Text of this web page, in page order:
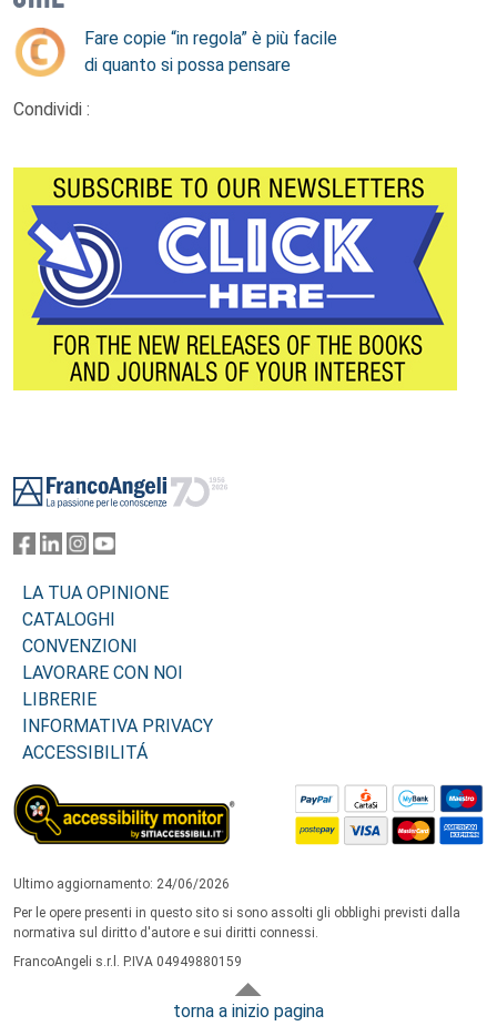
Fare copie “in regola” è più facile
di quanto si possa pensare
Condividi :
LA TUA OPINIONE
CATALOGHI
CONVENZIONI
LAVORARE CON NOI
LIBRERIE
INFORMATIVA PRIVACY
ACCESSIBILITÁ
Ultimo aggiornamento: 24/06/2026
Per le opere presenti in questo sito si sono assolti gli obblighi previsti dalla
normativa sul diritto d'autore e sui diritti connessi.
FrancoAngeli s.r.l. P.IVA 04949880159
torna a inizio pagina